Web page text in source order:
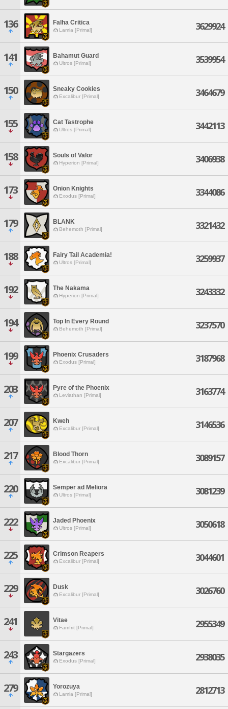
136 Falha Critica
Lamia [Primal] 3629924
141 Bahamut Guard
Ultros [Primal] 3539954
150 Sneaky Cookies
Excalibur [Primal] 3464679
155 Cat Tastrophe
Ultros [Primal] 3442113
158 Souls of Valor
Hyperion [Primal] 3406938
173 Onion Knights
Exodus [Primal] 3344086
179 BLANK
Behemoth [Primal] 3321432
188 Fairy Tail Academia!
Ultros [Primal] 3259937
192 The Nakama
Hyperion [Primal] 3243332
194 Top In Every Round
Behemoth [Primal] 3237570
199 Phoenix Crusaders
Exodus [Primal] 3187968
203 Pyre of the Phoenix
Leviathan [Primal] 3163774
207 Kweh
Excalibur [Primal] 3146536
217 Blood Thorn
Excalibur [Primal] 3089157
220 Semper ad Meliora
Ultros [Primal] 3081239
222 Jaded Phoenix
Ultros [Primal] 3050618
225 Crimson Reapers
Excalibur [Primal] 3044601
229 Dusk
Excalibur [Primal] 3026760
241 Vitae
Famfrit [Primal] 2955349
243 Stargazers
Exodus [Primal] 2938035
279 Yorozuya
Lamia [Primal] 2812713